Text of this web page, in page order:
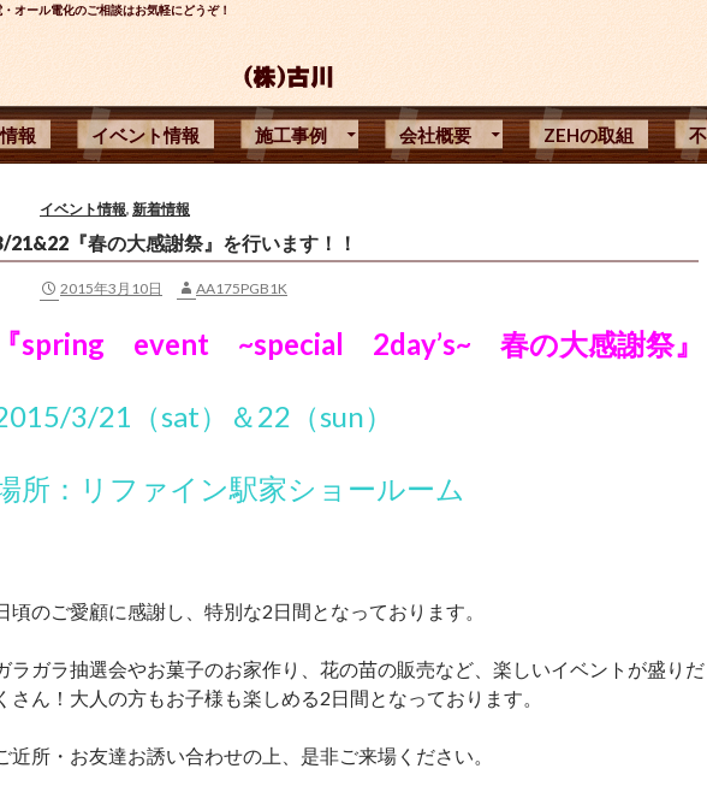
オール電化のご相談はお気軽にどうぞ！
報 イベント情報 施工事例 会社概要 ZEHの取組
イベント情報, 新着情報
21&22『春の大感謝祭』を行います！！
2015年3月10日 AA175PGB1K
『spring event ~special 2day’s~ 春の大感謝祭』
3/21（sat）＆22（sun）
所：リファイン駅家ショールーム
頃のご愛顧に感謝し、特別な2日間となっております。
ラガラ抽選会やお菓子のお家作り、花の苗の販売など、楽しいイベントが盛りだ
さん！大人の方もお子様も楽しめる2日間となっております。
近所・お友達お誘い合わせの上、是非ご来場ください。